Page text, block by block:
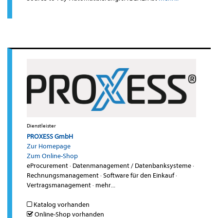
Dienstleister
PROXESS GmbH
Zur Homepage
Zum Online-Shop
eProcurement· Datenmanagement / Datenbanksysteme·
Rechnungsmanagement·Software für den Einkauf·
Vertragsmanagement· mehr...
Katalog vorhanden
Online-Shop vorhanden